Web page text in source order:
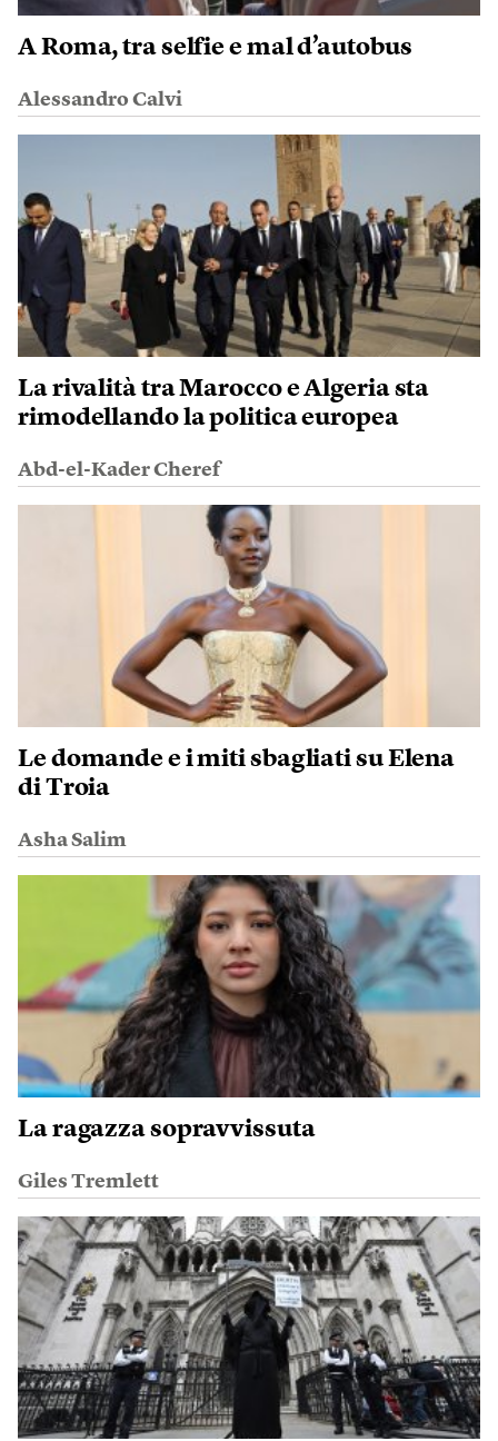
A Roma, tra selfie e mal d’autobus
Alessandro Calvi
La rivalità tra Marocco e Algeria sta
rimodellando la politica europea
Abd-el-Kader Cheref
Le domande e i miti sbagliati su Elena
di Troia
Asha Salim
La ragazza sopravvissuta
Giles Tremlett